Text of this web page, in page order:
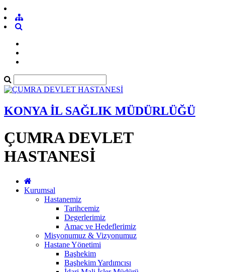
KONYA İL SAĞLIK MÜDÜRLÜĞÜ
ÇUMRA DEVLET
HASTANESİ
Kurumsal
Hastanemiz
Tarihcemiz
Degerlerimiz
Amaç ve Hedeflerimiz
Misyonumuz & Vizyonumuz
Hastane Yönetimi
Başhekim
Başhekim Yardımcısı